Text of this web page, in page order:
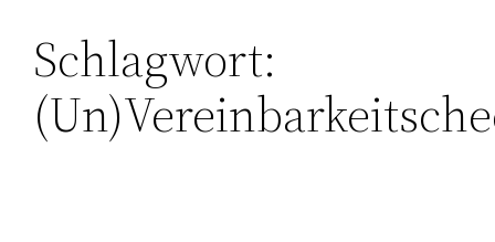
Zum
Inhalt
springen
Schlagwort: